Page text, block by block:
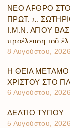
ΝΕΟ ΑΡΘΡΟ ΣΤΟ
ΠΡΩΤ. π.
Ι.Μ.Ν. ΑΓΙΟΥ
προέλευση τοῦ
8 Αυγούστου, 2026
Η ΘΕΙΑ
ΧΡΙΣΤΟΥ ΣΤΟ
6 Αυγούστου, 2026
ΔΕΛΤΙΟ ΤΥΠΟΥ
5 Αυγούστου, 2026